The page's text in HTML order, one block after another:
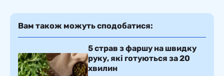
Вам також можуть сподобатися:
5 страв з фаршу на швидку
руку, які готуються за 20
хвилин